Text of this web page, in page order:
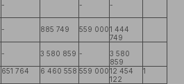
- - -
- 885 749 559 0001 444
749
- 3 580 859 -
3 580
859
651 764 6 460 558 559 00012 454
122
1